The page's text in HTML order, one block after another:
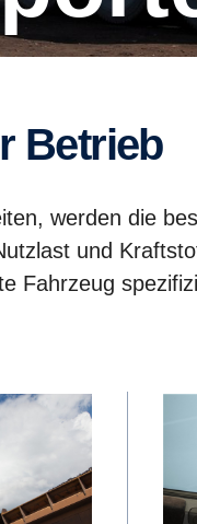
Betrieb
werden die
und
Fahrzeug